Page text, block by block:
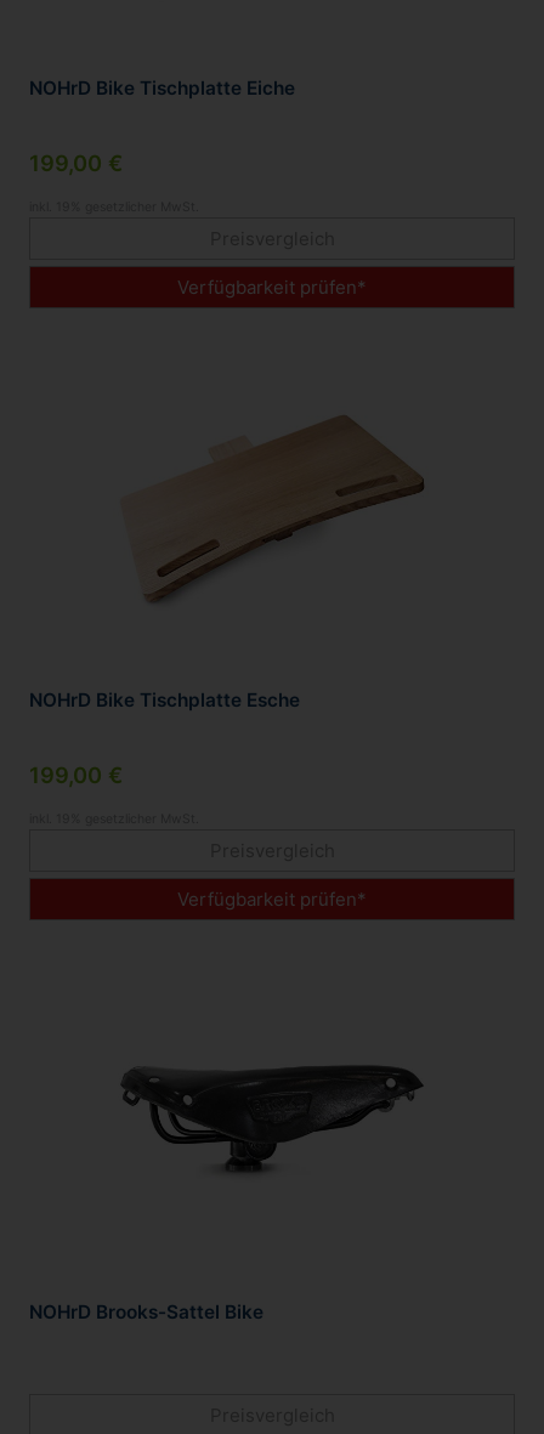
NOHrD Bike Tischplatte Eiche
199,00 €
Verfügbarkeit prüfen*
NOHrD Bike Tischplatte Esche
199,00 €
Verfügbarkeit prüfen*
NOHrD Brooks-Sattel Bike